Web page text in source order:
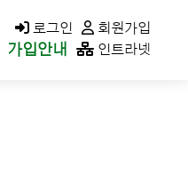
로그인 회원가입
가입안내 인트라넷